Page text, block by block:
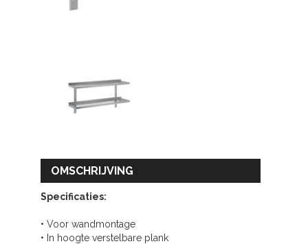
OMSCHRIJVING
Specificaties:
• Voor wandmontage
• In hoogte verstelbare plank